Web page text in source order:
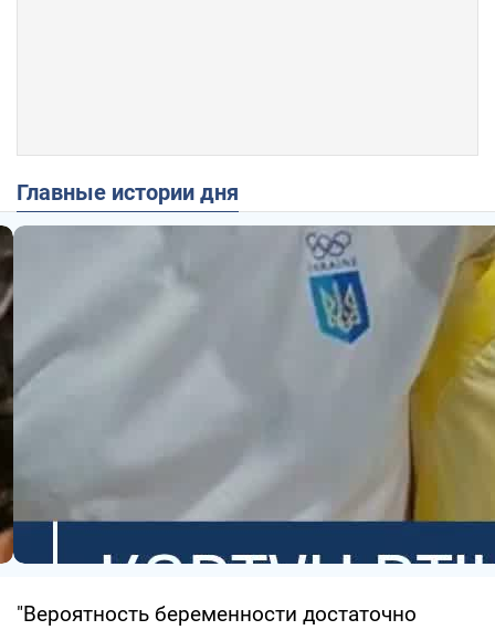
Главные истории дня
"Вероятность беременности достаточно